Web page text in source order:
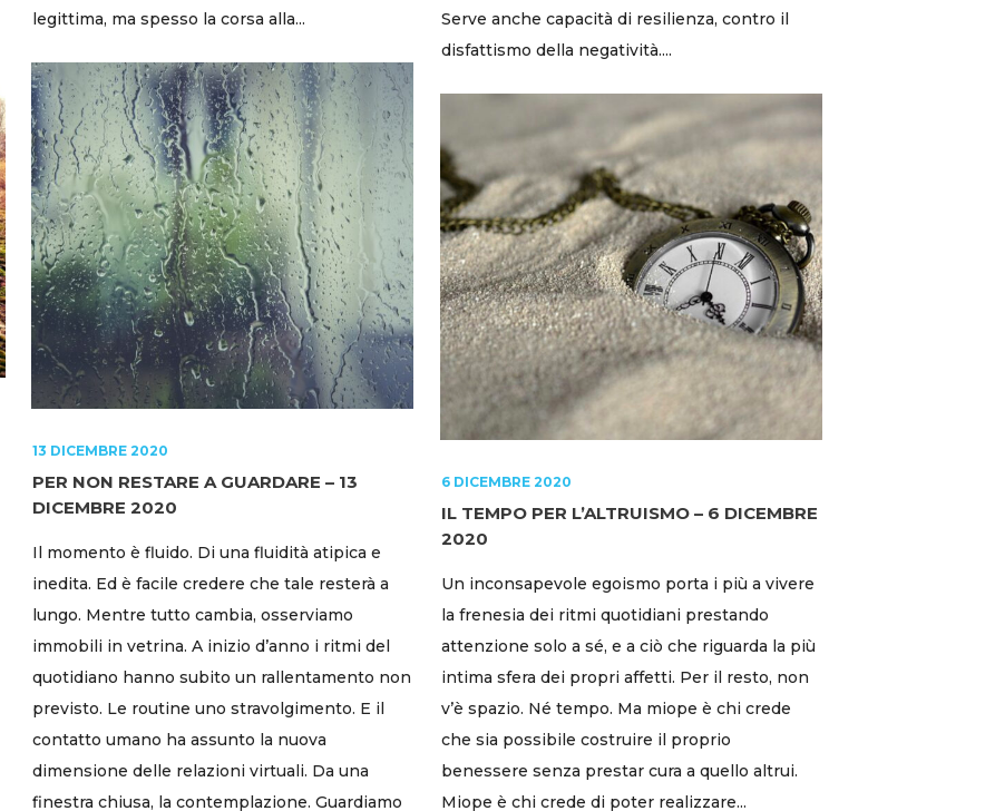
legittima, ma spesso la corsa alla...
Serve anche capacità di resilienza, contro il
disfattismo della negatività....
13 DICEMBRE 2020
PER NON RESTARE A GUARDARE – 13
DICEMBRE 2020
Il momento è fluido. Di una fluidità atipica e
inedita. Ed è facile credere che tale resterà a
lungo. Mentre tutto cambia, osserviamo
immobili in vetrina. A inizio d’anno i ritmi del
quotidiano hanno subito un rallentamento non
previsto. Le routine uno stravolgimento. E il
contatto umano ha assunto la nuova
dimensione delle relazioni virtuali. Da una
finestra chiusa, la contemplazione. Guardiamo
6 DICEMBRE 2020
IL TEMPO PER L’ALTRUISMO – 6 DICEMBRE
2020
Un inconsapevole egoismo porta i più a vivere
la frenesia dei ritmi quotidiani prestando
attenzione solo a sé, e a ciò che riguarda la più
intima sfera dei propri affetti. Per il resto, non
v’è spazio. Né tempo. Ma miope è chi crede
che sia possibile costruire il proprio
benessere senza prestar cura a quello altrui.
Miope è chi crede di poter realizzare...